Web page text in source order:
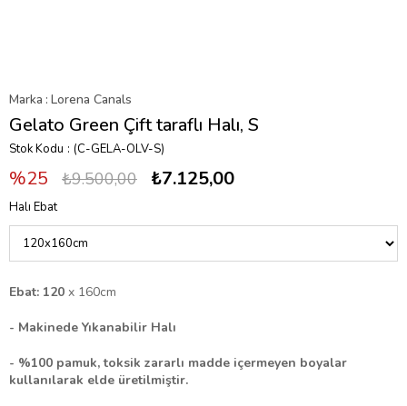
Marka : Lorena Canals
Gelato Green Çift taraflı Halı, S
Stok Kodu (C-GELA-OLV-S)
25 ₺9.500,00 ₺7.125,00
Halı Ebat
Ebat: 120 x 160cm
- Makinede Yıkanabilir Halı
- %100 pamuk, toksik zararlı madde içermeyen boyalar
kullanılarak elde üretilmiştir.